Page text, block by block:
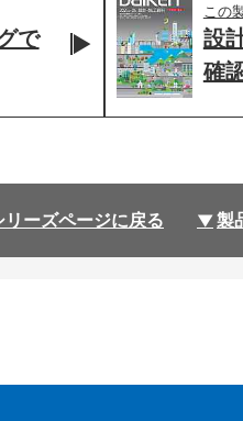
で
この
設
確
リーズページに戻る 製